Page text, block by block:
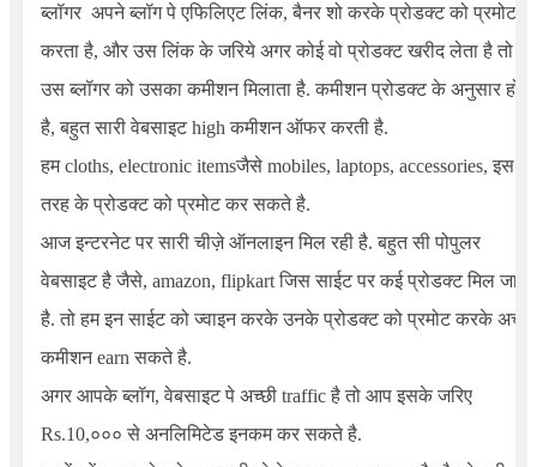
ब्लॉगर अपने ब्लॉग पे एफिलिएट लिंक, बैनर शो करके प्रोडक्ट को प्रमोट
करता है, और उस लिंक के जरिये अगर कोई वो प्रोडक्ट खरीद लेता है तो
उस ब्लॉगर को उसका कमीशन मिलाता है. कमीशन प्रोडक्ट के अनुसार होता
है, बहुत सारी वेबसाइट high कमीशन ऑफर करती है.
हम cloths, electronic itemsजैसे mobiles, laptops, accessories, इस
तरह के प्रोडक्ट को प्रमोट कर सकते है.
आज इन्टरनेट पर सारी चीज़े ऑनलाइन मिल रही है. बहुत सी पोपुलर
वेबसाइट है जैसे, amazon, flipkart जिस साईट पर कई प्रोडक्ट मिल जाते
है. तो हम इन साईट को ज्वाइन करके उनके प्रोडक्ट को प्रमोट करके अच्छा
कमीशन earn सकते है.
अगर आपके ब्लॉग, वेबसाइट पे अच्छी traffic है तो आप इसके जरिए
Rs.10,००० से अनलिमिटेड इनकम कर सकते है.